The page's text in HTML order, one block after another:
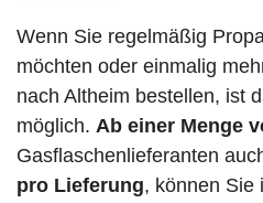
Wenn Sie regelmäßig
möchten oder einmalig
nach Altheim bestellen, ist
möglich. Ab einer Menge
Gasflaschenlieferanten
pro Lieferung, können Sie